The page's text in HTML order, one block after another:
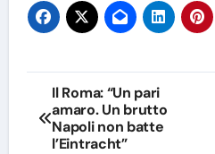
Navigazione
articoli
Il Roma: “Un pari
amaro. Un brutto
Napoli non batte
l’Eintracht”